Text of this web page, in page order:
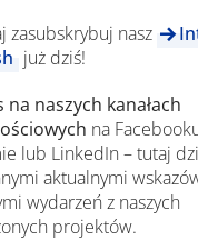
zasubskrybuj nasz
już dziś!
na naszych kanałach
na
lub LinkedIn – tutaj
aktualnymi
wydarzeń z naszych
projektów.